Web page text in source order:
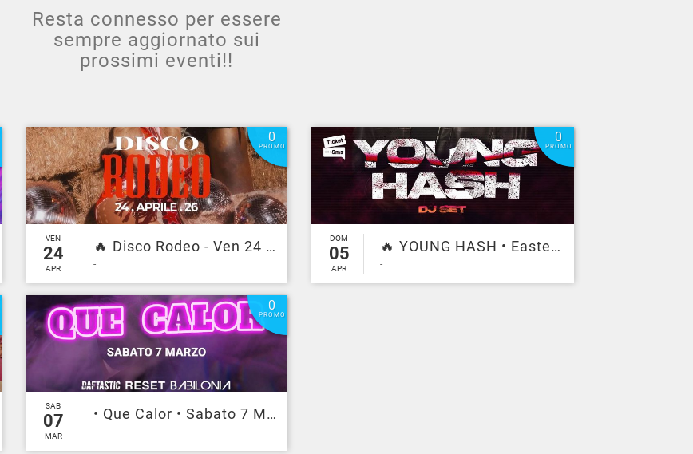
Resta connesso per essere
sempre aggiornato sui
prossimi eventi!!
0
PROMO
VEN
24
APR
🔥 Disco Rodeo - Ven 24 Aprile - il principe 🔥
-
0
PROMO
DOM
05
APR
🔥 YOUNG HASH • Easter party 🔥 Dom 5 Aprile - Il principe
-
0
PROMO
SAB
07
MAR
• Que Calor • Sabato 7 Marzo • Il principe •
-